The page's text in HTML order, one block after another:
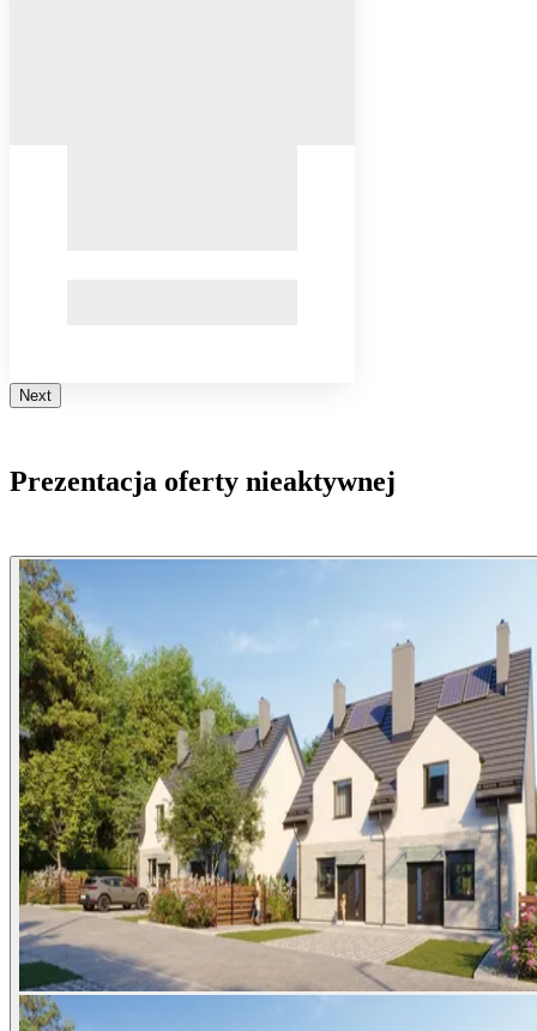
Next
Prezentacja oferty nieaktywnej